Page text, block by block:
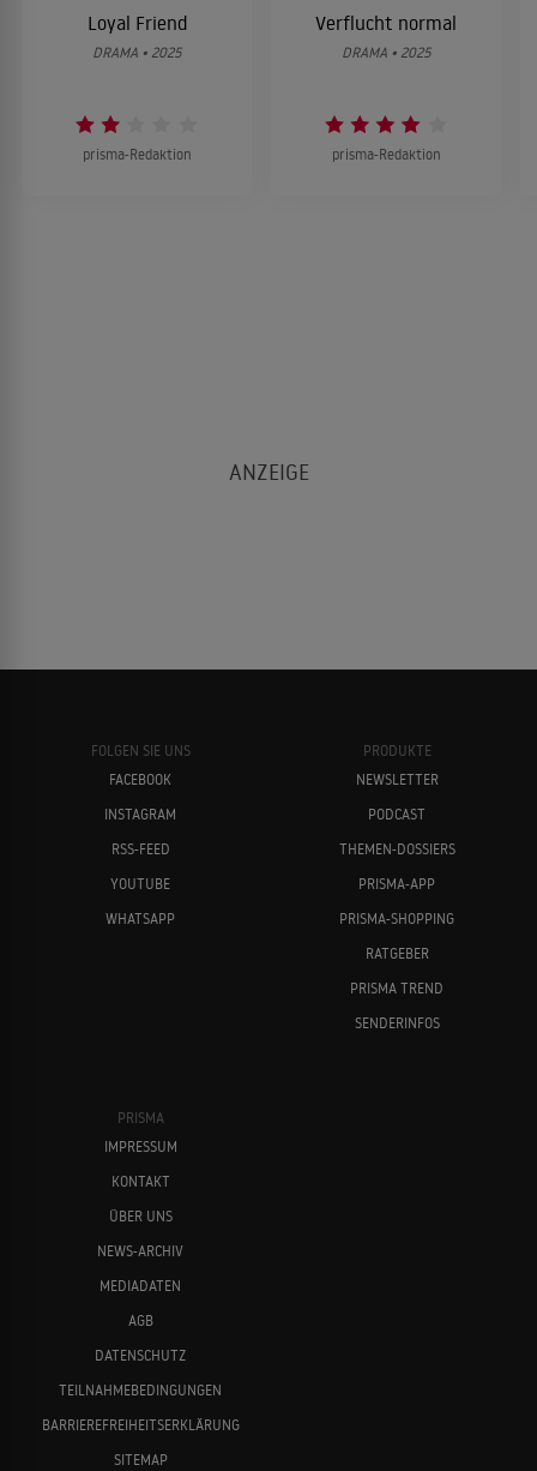
Loyal Friend
DRAMA • 2025
prisma-Redaktion
Verflucht normal
DRAMA • 2025
prisma-Redaktion
FOLGEN SIE UNS
FACEBOOK
INSTAGRAM
RSS-FEED
YOUTUBE
WHATSAPP
PRODUKTE
NEWSLETTER
PODCAST
THEMEN-DOSSIERS
PRISMA-APP
PRISMA-SHOPPING
RATGEBER
PRISMA TREND
SENDERINFOS
PRISMA
IMPRESSUM
KONTAKT
ÜBER UNS
NEWS-ARCHIV
MEDIADATEN
AGB
DATENSCHUTZ
TEILNAHMEBEDINGUNGEN
BARRIEREFREIHEITSERKLÄRUNG
SITEMAP